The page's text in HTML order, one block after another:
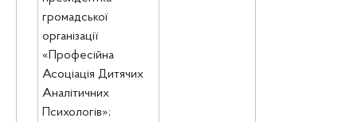
громадської
організації
«Професійна
Асоціація Дитячих
Аналітичних
Психологів»;